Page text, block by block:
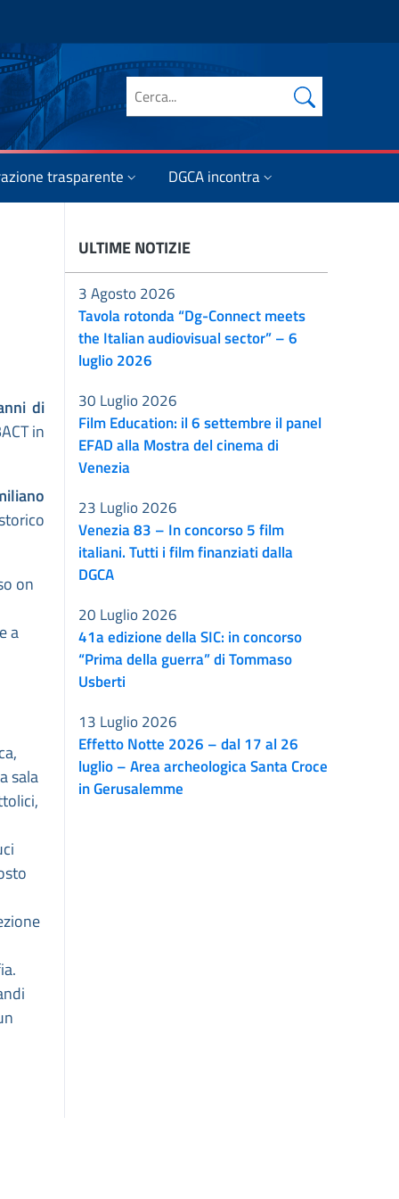
Cerca nel sito
trasparente DGCA incontra
di
in
on
a
sala
ULTIME NOTIZIE
Tavola rotonda “Dg-Connect meets
the Italian audiovisual sector” – 6
luglio 2026
3 Agosto 2026
Film Education: il 6 settembre il panel
EFAD alla Mostra del cinema di
Venezia
30 Luglio 2026
Venezia 83 – In concorso 5 film
italiani. Tutti i film finanziati dalla
DGCA
23 Luglio 2026
41a edizione della SIC: in concorso
“Prima della guerra” di Tommaso
Usberti
20 Luglio 2026
Effetto Notte 2026 – dal 17 al 26
luglio – Area archeologica Santa Croce
in Gerusalemme
13 Luglio 2026